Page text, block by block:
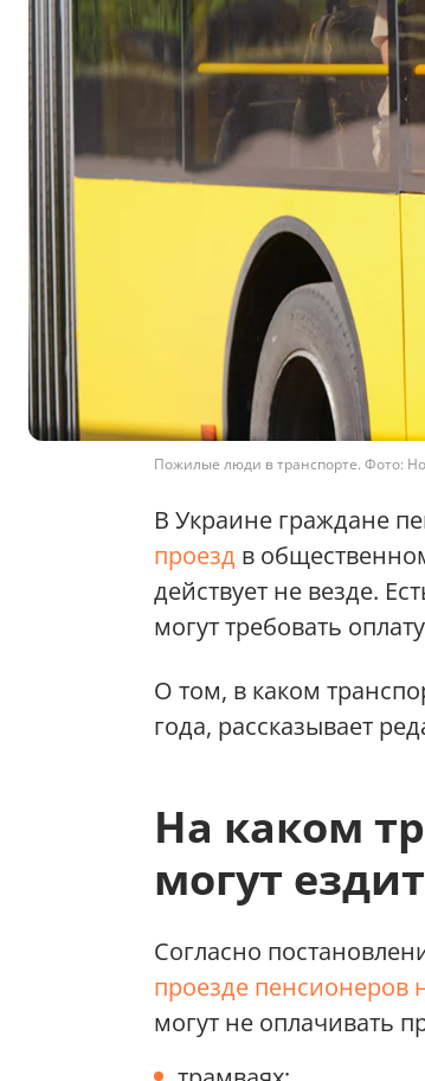
Пожилые люди в транспорте. Фото:
В Украине граждане
проезд в
действует не везде.
могут требовать
О том, в каком
года, рассказывает
На каком
могут
Согласно
проезде пенсионеров
могут не оплачивать